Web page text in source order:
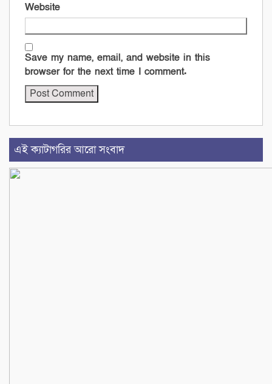
Website
Save my name, email, and website in this
browser for the next time I comment.
এই ক্যাটাগরির আরো সংবাদ